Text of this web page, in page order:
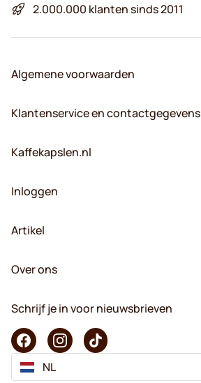
2.000.000 klanten sinds 2011
Algemene voorwaarden
Klantenservice en contactgegevens
Kaffekapslen.nl
Inloggen
Artikel
Over ons
Schrijf je in voor nieuwsbrieven
NL